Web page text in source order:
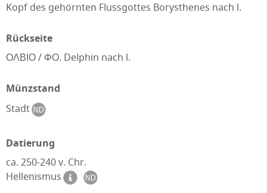
Kopf des gehörnten Flussgottes Borysthenes nach l.
Rückseite
ΟΛΒΙΟ / ΦΟ. Delphin nach l.
Münzstand
Stadt
Datierung
ca. 250-240 v. Chr.
Hellenismus